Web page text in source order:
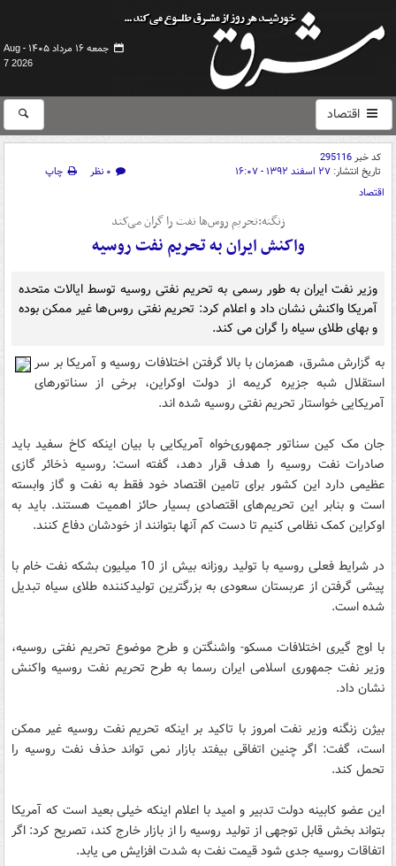
جمعه ۱۶ مرداد ۱۴۰۵ -
Aug
7 2026
اقتصاد
کد خبر295116
تاریخ انتشار: ۲۷ اسفند ۱۳۹۲ - ۱۶:۰۷ ۰ نظر
چاپ
اقتصاد
زنگنه:تحریم روس‌ها نفت را گران می‌کند
واکنش ایران به تحریم نفت روسیه
وزیر نفت ایران به طور رسمی به تحریم نفتی روسیه توسط ایالات متحده
آمریکا واکنش نشان داد و اعلام کرد: تحریم نفتی روس‌ها غیر ممکن بوده
و بهای طلای سیاه را گران می کند.
به گزارش مشرق، همزمان با بالا گرفتن اختلافات روسیه و آمریکا بر سر
استقلال شبه جزیره کریمه از دولت اوکراین، برخی از سناتورهای
آمریکایی خواستار تحریم نفتی روسیه شده اند.
جان مک کین سناتور جمهوری‌خواه آمریکایی با بیان اینکه کاخ سفید باید
صادرات نفت روسیه را هدف قرار دهد، گفته است: روسیه ذخائر گازی
عظیمی دارد این کشور برای تامین اقتصاد خود فقط به نفت و گاز وابسته
است و بنابر این تحریم‌های اقتصادی بسیار حائز اهمیت هستند. باید به
اوکراین کمک نظامی کنیم تا دست کم آنها بتوانند از خودشان دفاع کنند.
در شرایط فعلی روسیه با تولید روزانه بیش از 10 میلیون بشکه نفت خام با
پیشی گرفتن از عربستان سعودی به بزرگترین تولیدکننده طلای سیاه تبدیل
شده است.
با اوج گیری اختلافات مسکو- واشنگتن و طرح موضوع تحریم نفتی روسیه،
وزیر نفت جمهوری اسلامی ایران رسما به طرح تحریم نفت روسیه واکنش
نشان داد.
بیژن زنگنه وزیر نفت امروز با تاکید بر اینکه تحریم نفت روسیه غیر ممکن
است، گفت: اگر چنین اتفاقی بیفتد بازار نمی تواند حذف نفت روسیه را
تحمل کند.
این عضو کابینه دولت تدبیر و امید با اعلام اینکه خیلی بعید است که آمریکا
بتواند بخش قابل توجهی از تولید روسیه را از بازار خارج کند، تصریح کرد: اگر
اتفاقات روسیه جدی شود قیمت نفت به شدت افزایش می یابد.